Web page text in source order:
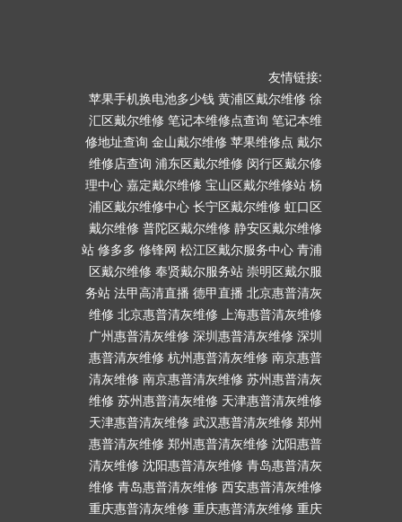
友情链接:
苹果手机换电池多少钱 黄浦区戴尔维修 徐
汇区戴尔维修 笔记本维修点查询 笔记本维
修地址查询 金山戴尔维修 苹果维修点 戴尔
维修店查询 浦东区戴尔维修 闵行区戴尔修
理中心 嘉定戴尔维修 宝山区戴尔维修站 杨
浦区戴尔维修中心 长宁区戴尔维修 虹口区
戴尔维修 普陀区戴尔维修 静安区戴尔维修
站 修多多 修锋网 松江区戴尔服务中心 青浦
区戴尔维修 奉贤戴尔服务站 崇明区戴尔服
务站 法甲高清直播 德甲直播 北京惠普清灰
维修 北京惠普清灰维修 上海惠普清灰维修
广州惠普清灰维修 深圳惠普清灰维修 深圳
惠普清灰维修 杭州惠普清灰维修 南京惠普
清灰维修 南京惠普清灰维修 苏州惠普清灰
维修 苏州惠普清灰维修 天津惠普清灰维修
天津惠普清灰维修 武汉惠普清灰维修 郑州
惠普清灰维修 郑州惠普清灰维修 沈阳惠普
清灰维修 沈阳惠普清灰维修 青岛惠普清灰
维修 青岛惠普清灰维修 西安惠普清灰维修
重庆惠普清灰维修 重庆惠普清灰维修 重庆